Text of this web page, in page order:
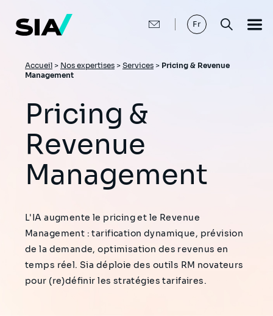
contenu
principal
Fr
Fil
d'Ariane
Accueil > Nos expertises > Services > Pricing & Revenue
Management
Pricing &
Revenue
Management
L'IA augmente le pricing et le Revenue
Management : tarification dynamique, prévision
de la demande, optimisation des revenus en
temps réel. Sia déploie des outils RM novateurs
pour (re)définir les stratégies tarifaires.